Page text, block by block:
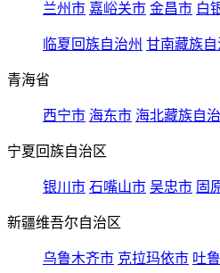
兰州市 嘉峪关市 金昌市 白
临夏回族自治州 甘南藏族自
青海省
西宁市 海东市 海北藏族自
宁夏回族自治区
银川市 石嘴山市 吴忠市 固
新疆维吾尔自治区
乌鲁木齐市 克拉玛依市 吐